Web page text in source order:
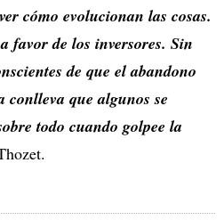
cómo evolucionan las cosas.
favor de los inversores. Sin
de que el abandono
que algunos se
todo cuando golpee la